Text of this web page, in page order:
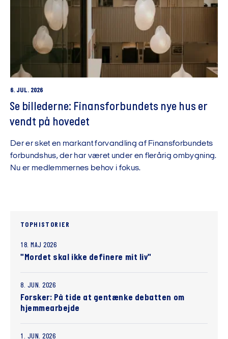
6. JUL. 2026
Se billederne: Finansforbundets nye hus er
vendt på hovedet
Der er sket en markant forvandling af Finansforbundets
forbundshus, der har været under en flerårig ombygning.
Nu er medlemmernes behov i fokus.
TOPHISTORIER
18. MAJ 2026
"Mordet skal ikke definere mit liv"
8. JUN. 2026
Forsker: På tide at gentænke debatten om
hjemmearbejde
1. JUN. 2026